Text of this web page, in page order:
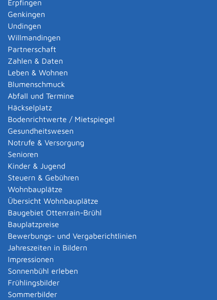
Erpfingen
Genkingen
Undingen
Willmandingen
Partnerschaft
Zahlen & Daten
Leben & Wohnen
Blumenschmuck
Abfall und Termine
Häckselplatz
Bodenrichtwerte / Mietspiegel
Gesundheitswesen
Notrufe & Versorgung
Senioren
Kinder & Jugend
Steuern & Gebühren
Wohnbauplätze
Übersicht Wohnbauplätze
Baugebiet Ottenrain-Brühl
Bauplatzpreise
Bewerbungs- und Vergaberichtlinien
Jahreszeiten in Bildern
Impressionen
Sonnenbühl erleben
Frühlingsbilder
Sommerbilder
geworben wird, hergestellt (Produktionsstätte),
angeboten (Verkaufsstätte, Gasthaus), gelagert,
verwaltet oder an dem für ihn ein Dienst geleistet
wird.
im Innenbereich, wenn sie an der Stätte der
Leistung oder für zeitlich begrenzte
Veranstaltungen vorübergehend angebracht oder
aufgestellt werden,
im Zusammenhang mit allgemeinen Wahlen oder
Abstimmungen, die während der Dauer des
Wahlkampfes angebracht oder aufgestellt werden,
in Form von Anschlägen,
an Baustellen, soweit sie sich auf das Vorhaben
beziehen,
wie Auslagen und Dekorationen in Schaufenstern
und Schaukästen.
Werbemittel an Verkaufsstellen für Zeitungen und
Zeitschriften sind ebenfalls nicht
genehmigungspflichtig.
Verfahrensablauf
Für genehmigungspflichtige Werbeanlagen müssen die
erforderlichen Bauvorlagen und der ausgefüllte
Erhebungsbogen für die Statistik über die Bautätigkeit
vom Bauherrn elektronisch bei der zuständigen